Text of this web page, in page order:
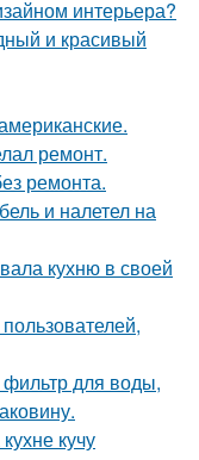
интерьера?
и красивый
ремонт.
ремонта.
и налетел на
кухню в своей
для воды,
кучу